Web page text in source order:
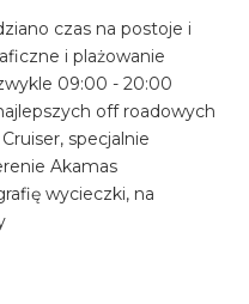
czas na postoje i
i plażowanie
09:00 - 20:00
off roadowych
specjalnie
Akamas
wycieczki, na